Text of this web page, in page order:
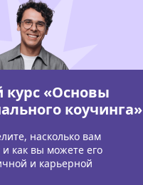
курс «Основы
коучинга»
насколько вам
и как вы можете его
и карьерной